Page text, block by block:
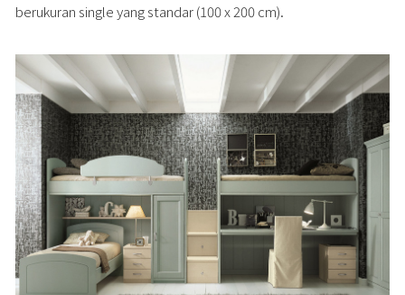
berukuran single yang standar (100 x 200 cm).